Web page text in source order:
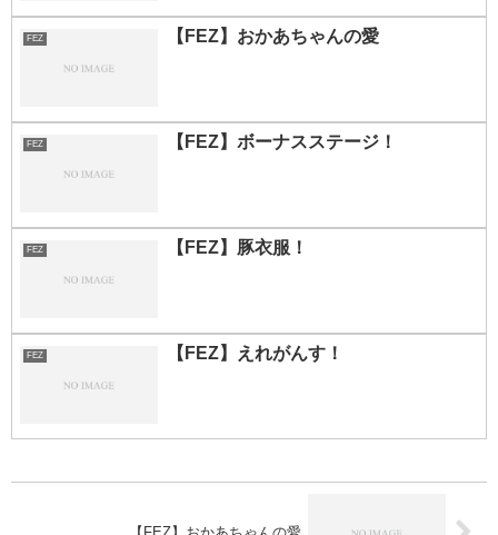
FEZ 【FEZ】おかあちゃんの愛
FEZ 【FEZ】ボーナスステージ！
FEZ 【FEZ】豚衣服！
FEZ 【FEZ】えれがんす！